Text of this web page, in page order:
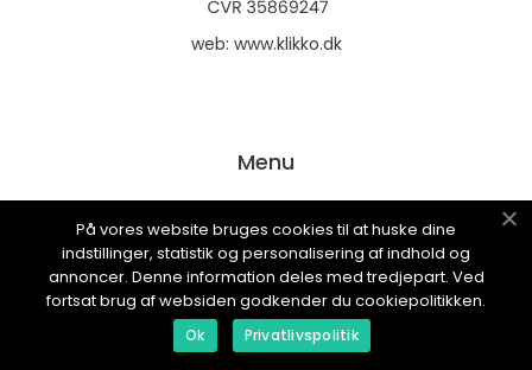
web: www.klikko.dk
Menu
Reklame
Om oss
Cookies
Kontakt Oss
På vores website bruges cookies til at huske dine
indstillinger, statistik og personalisering af indhold og
annoncer. Denne information deles med tredjepart. Ved
fortsat brug af websiden godkender du cookiepolitikken.
Ok Privatlivspolitik